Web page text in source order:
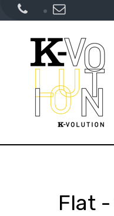
Flat